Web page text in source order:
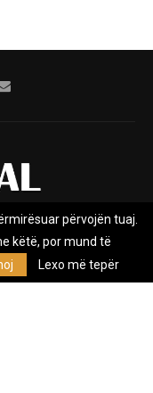
Kontakt
e themeluar në vitin
përvojën tuaj.
këtë, por mund të
Lexo më tepër